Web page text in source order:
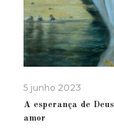
5 junho 2023
A esperança de
amor